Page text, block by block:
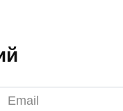
Email